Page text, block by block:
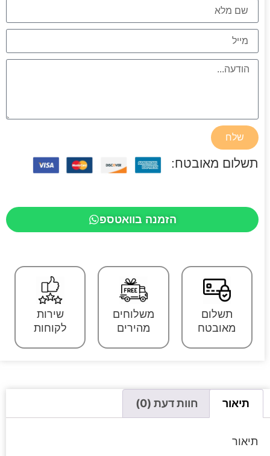
שלח
תשלום מאובטח:
הזמנה בוואטספ
תשלום
מאובטח
משלוחים
מהירים
שירות
לקוחות
תיאור חוות דעת (0)
תיאור